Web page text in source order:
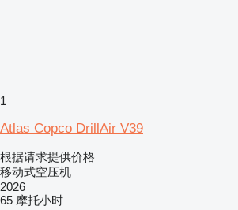
1
Atlas Copco DrillAir V39
根据请求提供价格
移动式空压机
2026
65 摩托小时